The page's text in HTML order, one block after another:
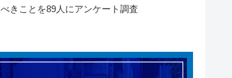
べきことを89人にアンケート調査